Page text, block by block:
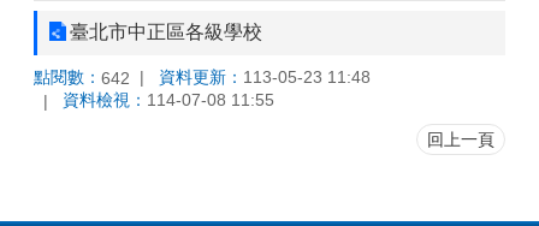
臺北市中正區各級學校
點閱數： 642 資料更新： 113-05-23 11:48
資料檢視： 114-07-08 11:55
回上一頁